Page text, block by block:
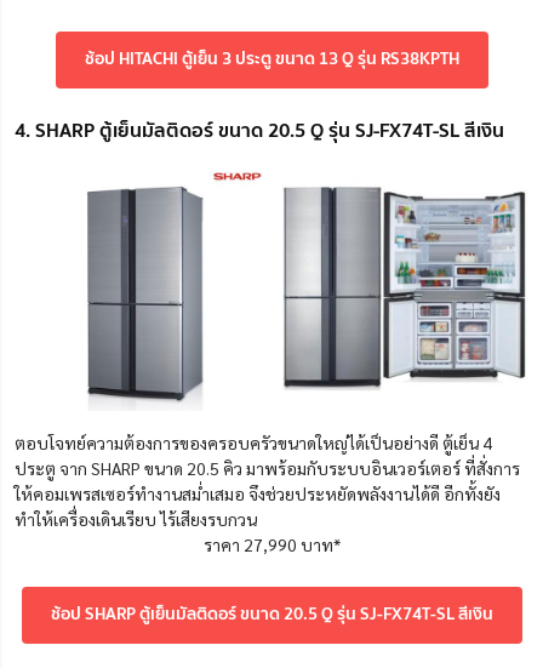
ช้อป HITACHI ตู้เย็น 3 ประตู ขนาด 13 Q รุ่น RS38KPTH
4. SHARP ตู้เย็นมัลติดอร์ ขนาด 20.5 Q รุ่น SJ-FX74T-SL สีเงิน
ตอบโจทย์ความต้องการของครอบครัวขนาดใหญ่ได้เป็นอย่างดี ตู้เย็น 4
ประตู จาก SHARP ขนาด 20.5 คิว มาพร้อมกับระบบอินเวอร์เตอร์ ที่สั่งการ
ให้คอมเพรสเซอร์ทำงานสม่ำเสมอ จึงช่วยประหยัดพลังงานได้ดี อีกทั้งยัง
ทำให้เครื่องเดินเรียบ ไร้เสียงรบกวน
ราคา 27,990 บาท*
ช้อป SHARP ตู้เย็นมัลติดอร์ ขนาด 20.5 Q รุ่น SJ-FX74T-SL สีเงิน